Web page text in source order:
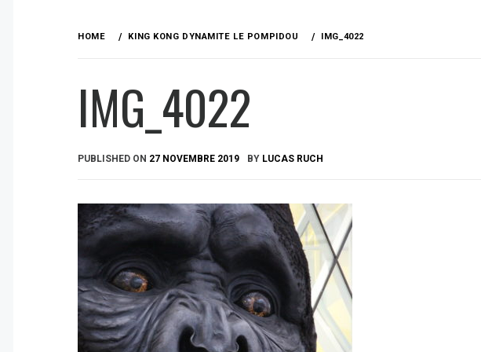
HOME KING KONG DYNAMITE LE POMPIDOU IMG_4022
IMG_4022
PUBLISHED ON 27 NOVEMBRE 2019 BY LUCAS RUCH